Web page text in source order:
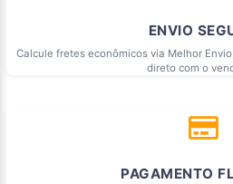
ENVIO
Calcule fretes econômicos via Melhor
direto com o
PAGAMENTO